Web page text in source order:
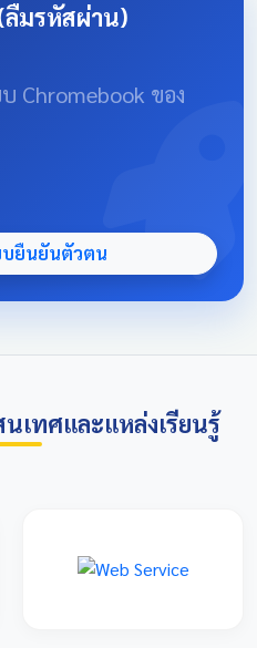
ม
จังหวัดอุบลราชธานี
มรหัสผ่าน)
Chromebook ของ
บยืนยันตัวตน
เทศและแหล่งเรียนรู้